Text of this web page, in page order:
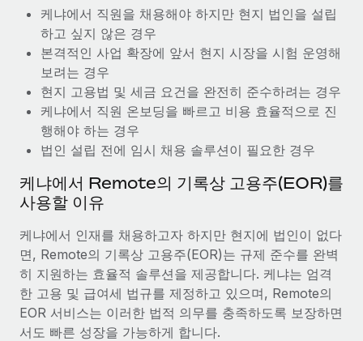
직원 해외 이전을 간편하게 처리
복리후생
손쉬운 직원 복리후생 관리
블로그
Remote 제품 관련 소식: Gusto 및 Xero와의 통합과
Remote Contractor Management Plus
Remote의 사명은 모든 규모의 기업이 전 세계 어디서든 업무에 가
장 적합 사람을 찾아 채용 및 관리하고 급여를 지급하도록 돕는 것
입니다. 이를 위해 최근 몇 주 동안 새로운...
자세히 알아보기
Shootsta가 Remote를 통해 네 개의 시장에서 글로벌
채용을 확장한 방법
비디오 콘텐츠를 활용한 마케팅이 계속해서 인기를 끌면서, 기업들
에게는 흥미롭고 전문적인 비디오 제작이 어느 때보다 중요해졌습
케냐에서 직원을 채용해야 하지만 현지 법인을 설립
하고 싶지 않은 경우
본격적인 사업 확장에 앞서 현지 시장을 시험 운영해
보려는 경우
현지 고용법 및 세금 요건을 완전히 준수하려는 경우
케냐에서 직원 온보딩을 빠르고 비용 효율적으로 진
행해야 하는 경우
법인 설립 전에 임시 채용 솔루션이 필요한 경우
케냐에서 Remote의 기록상 고용주(EOR)를
사용할 이유
케냐에서 인재를 채용하고자 하지만 현지에 법인이 없다
면, Remote의 기록상 고용주(EOR)는 규제 준수를 완벽
히 지원하는 효율적 솔루션을 제공합니다. 케냐는 엄격
한 고용 및 급여세 법규를 제정하고 있으며, Remote의
EOR 서비스는 이러한 법적 의무를 충족하도록 보장하면
서도 빠른 성장을 가능하게 합니다.